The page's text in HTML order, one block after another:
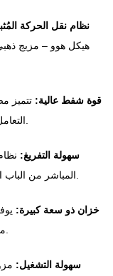
نظام نقل الحركة
هيكل هوو – مزيج
2. قوة شفط عالية: تتميز
3. سهولة التفريغ:
4. خزان ذو سعة كبيرة:
5. سهولة التشغيل: